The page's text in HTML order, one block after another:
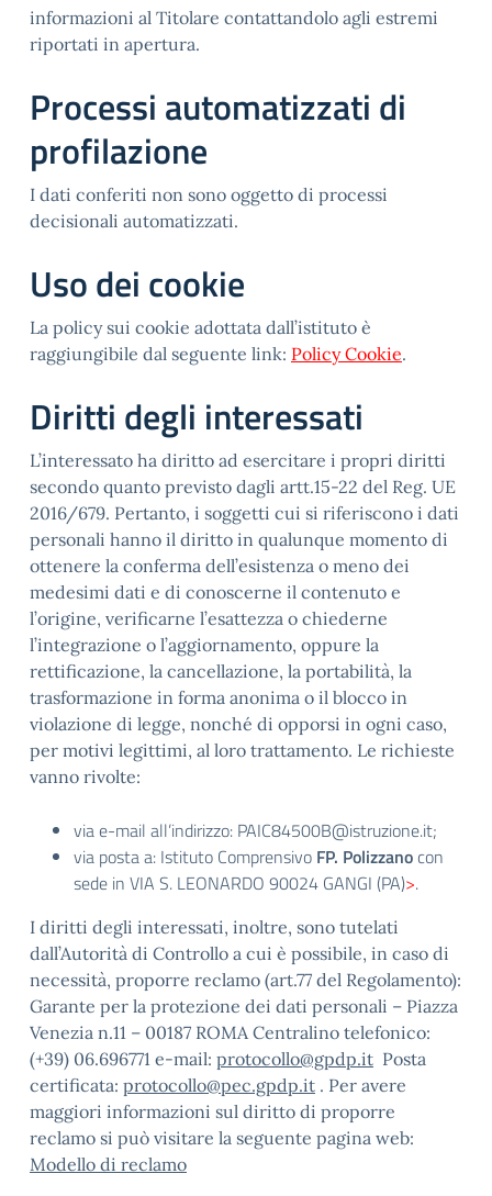
informazioni al Titolare contattandolo agli estremi
riportati in apertura.
Processi automatizzati di
profilazione
I dati conferiti non sono oggetto di processi
decisionali automatizzati.
Uso dei cookie
La policy sui cookie adottata dall’istituto è
raggiungibile dal seguente link: Policy Cookie.
Diritti degli interessati
L’interessato ha diritto ad esercitare i propri diritti
secondo quanto previsto dagli artt.15-22 del Reg. UE
2016/679. Pertanto, i soggetti cui si riferiscono i dati
personali hanno il diritto in qualunque momento di
ottenere la conferma dell’esistenza o meno dei
medesimi dati e di conoscerne il contenuto e
l’origine, verificarne l’esattezza o chiederne
l’integrazione o l’aggiornamento, oppure la
rettificazione, la cancellazione, la portabilità, la
trasformazione in forma anonima o il blocco in
violazione di legge, nonché di opporsi in ogni caso,
per motivi legittimi, al loro trattamento. Le richieste
vanno rivolte:
via e-mail all’indirizzo: PAIC84500B@istruzione.it;
via posta a: Istituto Comprensivo FP. Polizzano con
sede in VIA S. LEONARDO 90024 GANGI (PA)>.
I diritti degli interessati, inoltre, sono tutelati
dall’Autorità di Controllo a cui è possibile, in caso di
necessità, proporre reclamo (art.77 del Regolamento):
Garante per la protezione dei dati personali – Piazza
Venezia n.11 – 00187 ROMA Centralino telefonico:
(+39) 06.696771 e-mail: protocollo@gpdp.it Posta
certificata: protocollo@pec.gpdp.it . Per avere
maggiori informazioni sul diritto di proporre
reclamo si può visitare la seguente pagina web:
Modello di reclamo